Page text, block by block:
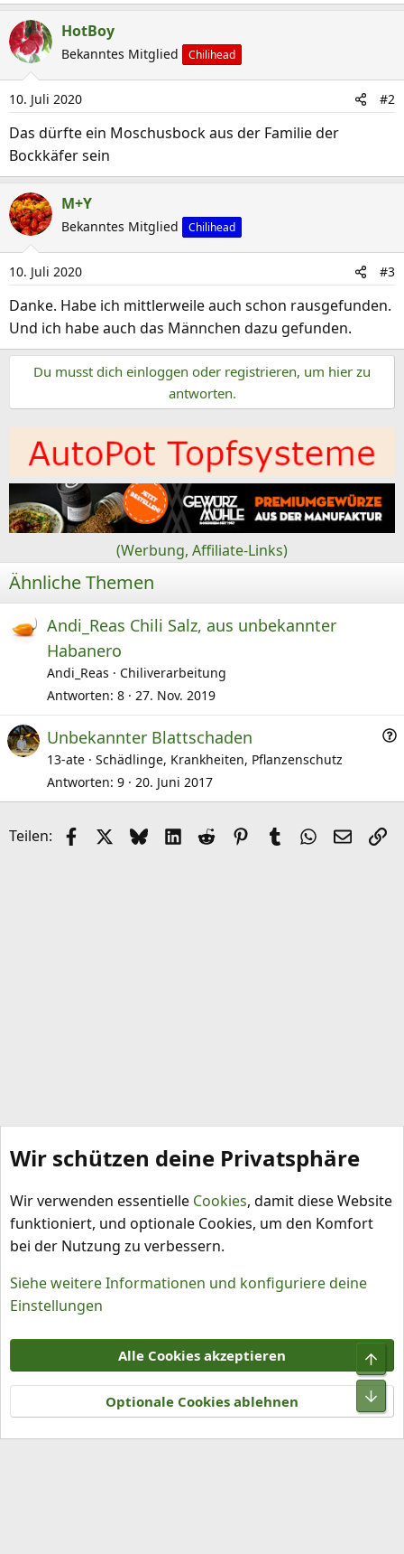
HotBoy
Bekanntes Mitglied Chilihead
10. Juli 2020 #2
Das dürfte ein Moschusbock aus der Familie der
Bockkäfer sein
M+Y
Bekanntes Mitglied Chilihead
10. Juli 2020 #3
Danke. Habe ich mittlerweile auch schon rausgefunden.
Und ich habe auch das Männchen dazu gefunden.
Du musst dich einloggen oder registrieren, um hier zu
antworten.
(Werbung, Affiliate-Links)
Ähnliche Themen
Andi_Reas Chili Salz, aus unbekannter
Habanero
Andi_Reas
Chiliverarbeitung
Antworten 8 27. Nov. 2019
F
g
Unbekannter Blattschaden
13-ate
Schädlinge, Krankheiten, Pflanzenschutz
Antworten 9 20. Juni 2017
Teilen: FacebookX (Twitter)
BlueskyLinkedIn
Reddit Pinterest
Tumblr WhatsApp
E-Mail
Garten und Pflanzen allgemein
Nutzungsbedingungen
Datenschutz
Hilfe und Impressum
R
S
S
Community platform by XenForo® © 2010-2026 XenForo Ltd.
Wir schützen deine Privatsphäre
Wir verwenden essentielle Cookies, damit diese Website
funktioniert, und optionale Cookies, um den Komfort
bei der Nutzung zu verbessern.
Siehe weitere Informationen und konfiguriere deine
Einstellungen
Alle Cookies akzeptieren
Optionale Cookies ablehnen